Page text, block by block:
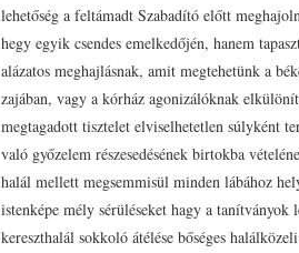
lehetőség a feltámadt Szabadító előtt
hegy egyik csendes emelkedőjén, hanem
alázatos meghajlásnak, amit megtehetünk a
zajában, vagy a kórház agonizálóknak
megtagadott tisztelet elviselhetetlen súlyként
való győzelem részesedésének birtokba
halál mellett megsemmisül minden lábához
istenképe mély sérüléseket hagy a
kereszthalál sokkoló átélése bőséges